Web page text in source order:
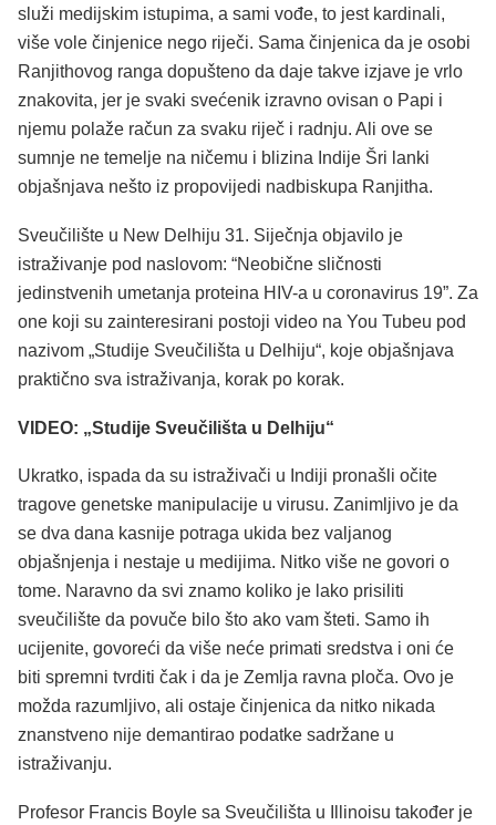
služi medijskim istupima, a sami vođe, to jest kardinali,
više vole činjenice nego riječi. Sama činjenica da je osobi
Ranjithovog ranga dopušteno da daje takve izjave je vrlo
znakovita, jer je svaki svećenik izravno ovisan o Papi i
njemu polaže račun za svaku riječ i radnju. Ali ove se
sumnje ne temelje na ničemu i blizina Indije Šri lanki
objašnjava nešto iz propovijedi nadbiskupa Ranjitha.
Sveučilište u New Delhiju 31. Siječnja objavilo je
istraživanje pod naslovom: “Neobične sličnosti
jedinstvenih umetanja proteina HIV-a u coronavirus 19”. Za
one koji su zainteresirani postoji video na You Tubeu pod
nazivom „Studije Sveučilišta u Delhiju“, koje objašnjava
praktično sva istraživanja, korak po korak.
VIDEO: „Studije Sveučilišta u Delhiju“
Ukratko, ispada da su istraživači u Indiji pronašli očite
tragove genetske manipulacije u virusu. Zanimljivo je da
se dva dana kasnije potraga ukida bez valjanog
objašnjenja i nestaje u medijima. Nitko više ne govori o
tome. Naravno da svi znamo koliko je lako prisiliti
sveučilište da povuče bilo što ako vam šteti. Samo ih
ucijenite, govoreći da više neće primati sredstva i oni će
biti spremni tvrditi čak i da je Zemlja ravna ploča. Ovo je
možda razumljivo, ali ostaje činjenica da nitko nikada
znanstveno nije demantirao podatke sadržane u
istraživanju.
Profesor Francis Boyle sa Sveučilišta u Illinoisu također je